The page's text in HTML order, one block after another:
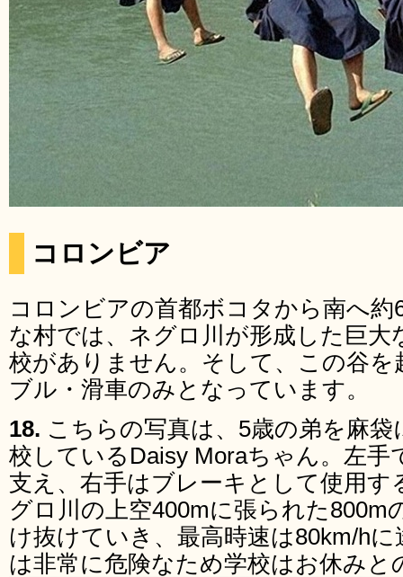
コロンビア
コロンビアの首都ボコタから南へ
な村では、ネグロ川が形成した巨大
校がありません。そして、この谷を
ブル・滑車のみとなっています。
18. こちらの写真は、5歳の弟を麻
校しているDaisy Moraちゃん。左手
支え、右手はブレーキとして使用す
グロ川の上空400mに張られた800m
け抜けていき、最高時速は80km/h
は非常に危険なため学校はお休みと